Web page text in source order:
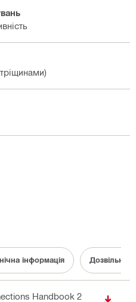
інформація
Handbook 2